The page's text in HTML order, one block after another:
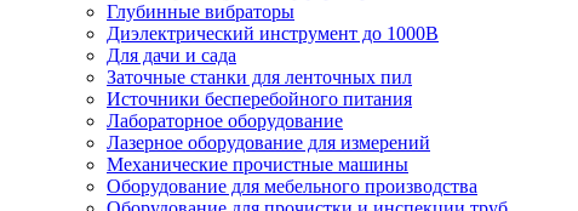
Глубинные вибраторы
Диэлектрический инструмент до 1000В
Для дачи и сада
Заточные станки для ленточных пил
Источники бесперебойного питания
Лабораторное оборудование
Лазерное оборудование для измерений
Механические прочистные машины
Оборудование для мебельного производства